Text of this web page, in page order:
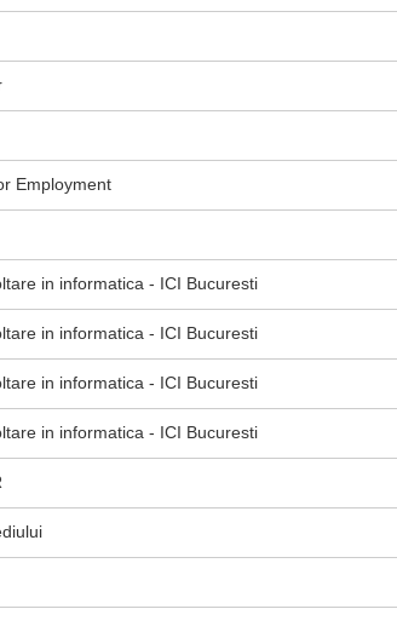
Employment
in informatica - ICI Bucuresti
in informatica - ICI Bucuresti
in informatica - ICI Bucuresti
in informatica - ICI Bucuresti